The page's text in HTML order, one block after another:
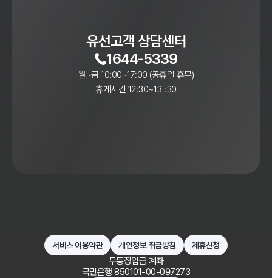
유선고객 상담센터
1644-5339
월~금 10:00~17:00 (공휴일 휴무)
휴게시간 12:30~13 :30
서비스 이용약관 개인정보 취급방침 제휴신청
무통장입금 계좌
국민은행 850101-00-097273